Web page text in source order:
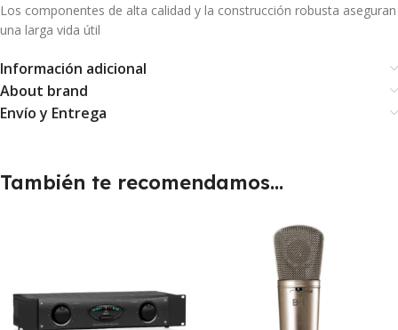
Los componentes de alta calidad y la construcción robusta aseguran
una larga vida útil
Información adicional
About brand
Envío y Entrega
También te recomendamos…